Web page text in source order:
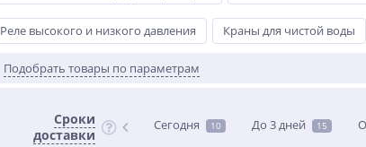
Реле высокого и низкого давления Краны для чистой воды
Подобрать товары по параметрам
Сроки
доставки
Сегодня 10 До 3 дней 15